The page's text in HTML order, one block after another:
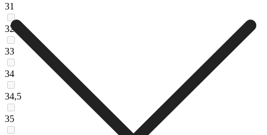
31
32
33
34
34,5
35